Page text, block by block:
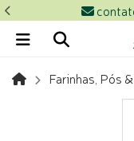
Farinhas, Pós